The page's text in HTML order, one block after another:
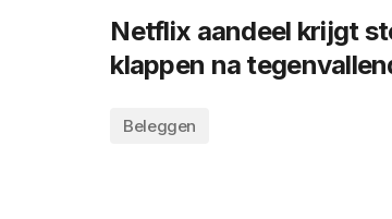
Netflix aandeel krijgt
klappen na
Beleggen